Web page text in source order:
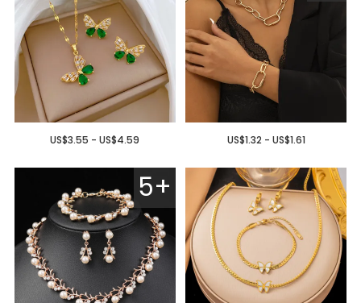
US$3.55 - US$4.59 US$1.32 - US$1.61
5+